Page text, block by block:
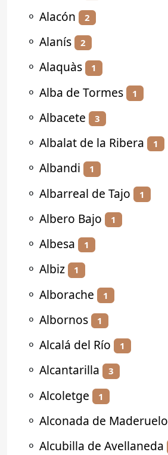
⚬ Alacón 2
⚬ Alanís 2
⚬ Alaquàs 1
⚬ Alba de Tormes 1
⚬ Albacete 3
⚬ Albalat de la Ribera 1
⚬ Albandi 1
⚬ Albarreal de Tajo 1
⚬ Albero Bajo 1
⚬ Albesa 1
⚬ Albiz 1
⚬ Alborache 1
⚬ Albornos 1
⚬ Alcalá del Río 1
⚬ Alcantarilla 3
⚬ Alcoletge 1
⚬ Alconada de Maderuelo
⚬ Alcubilla de Avellaneda